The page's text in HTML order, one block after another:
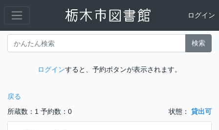
ログイン
検索
ログインすると、予約ボタンが表示されます。
戻る
所蔵数：1 予約数：0 状態： 貸出可